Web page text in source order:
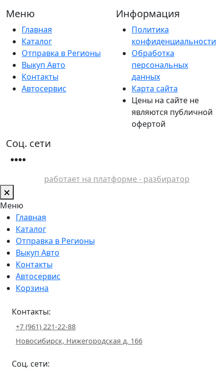
Меню
Главная
Каталог
Отправка в Регионы
Выкуп Авто
Контакты
Автосервис
Информация
Политика
конфиденциальности
Обработка
персональных
данных
Карта сайта
Цены на сайте не
являются публичной
офертой
Соц. сети
работает на платформе - разбиратор
Меню
Главная
Каталог
Отправка в Регионы
Выкуп Авто
Контакты
Автосервис
Корзина
Контакты:
+7 (961) 221-22-88
Новосибирск, Нижегородская д. 166
Соц. сети: